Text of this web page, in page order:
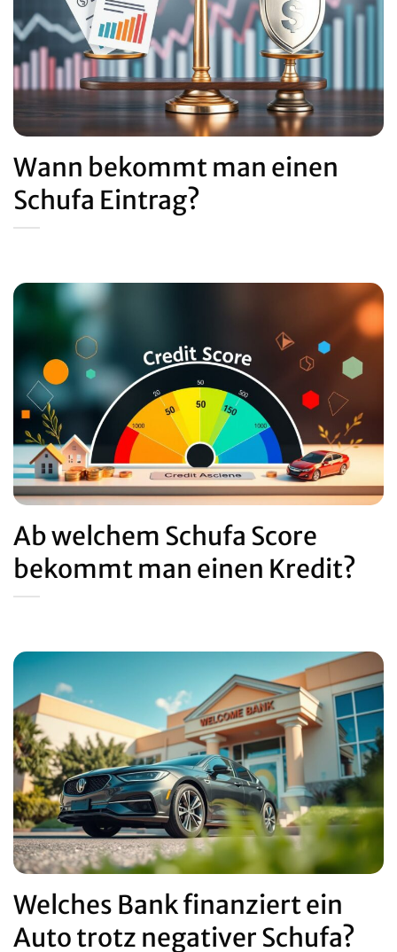
Wann bekommt man einen
Schufa Eintrag?
Ab welchem Schufa Score
bekommt man einen Kredit?
Welches Bank finanziert ein
Auto trotz negativer Schufa?